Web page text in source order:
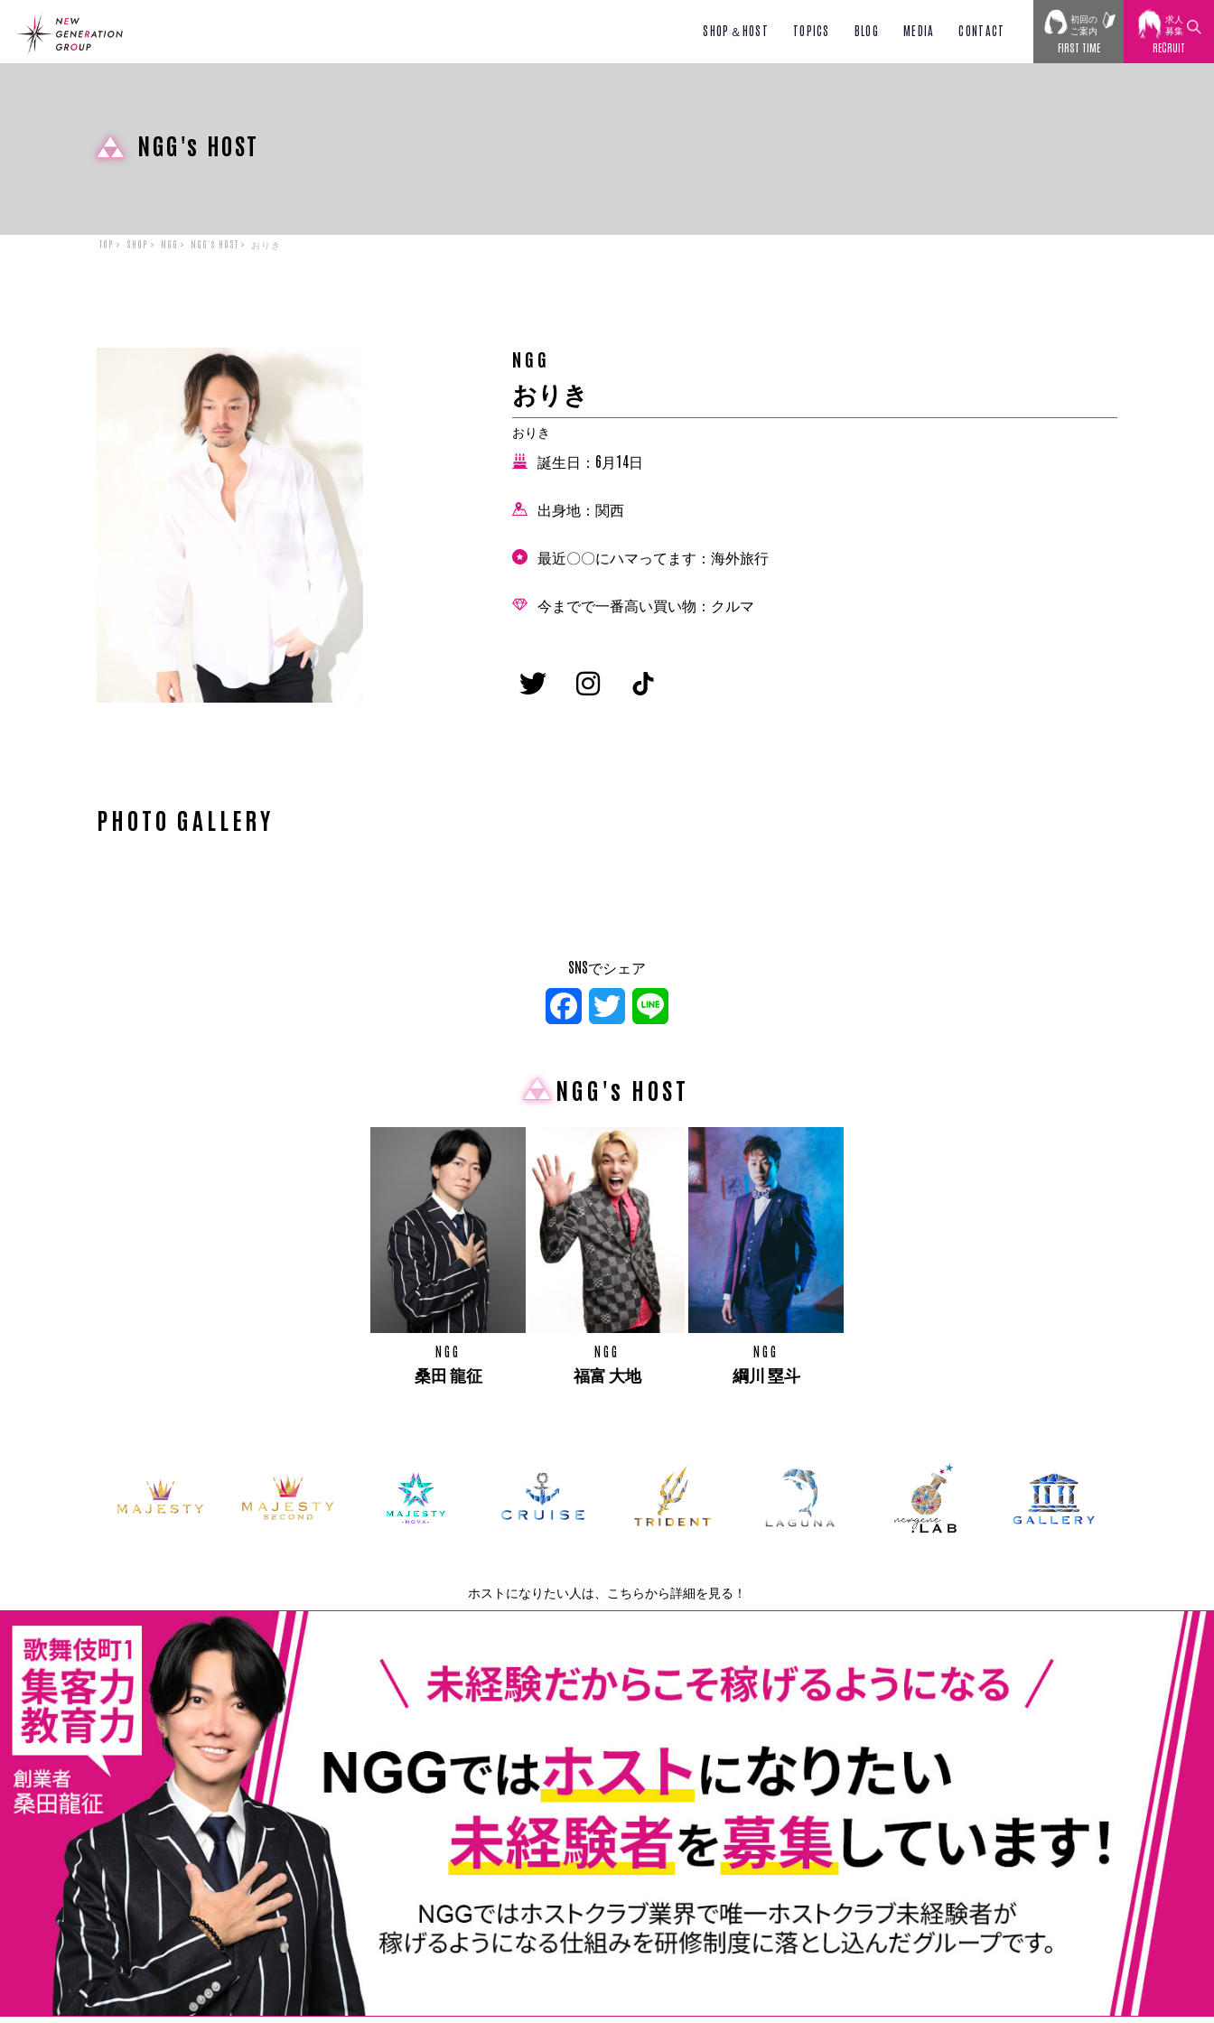
SHOP＆HOST TOPICS BLOG MEDIA CONTACT
初回の
ご案内
FIRST TIME
求人
募集
RECRUIT
NGG's HOST
TOP SHOP NGG NGG's HOST おりき
NGG
おりき
おりき
誕生日：6月14日
出身地：関西
最近〇〇にハマってます：海外旅行
今までで一番高い買い物：クルマ
PHOTO GALLERY
SNSでシェア
Facebook Twitter
NGG's HOST
NGG
桑田 龍征
NGG
福富 大地
NGG
綱川 塁斗
ホストになりたい人は、こちらから詳細を見る！